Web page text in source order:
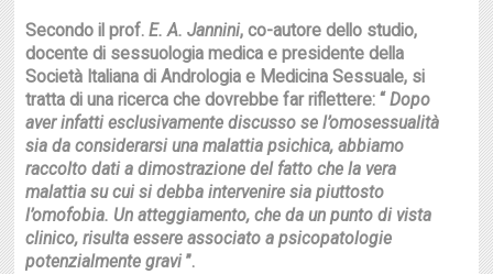
Secondo il prof.E. A. Jannini, co-autore dello studio,
docente di sessuologia medica e presidente della
Società Italiana di Andrologia e Medicina Sessuale, si
tratta di una ricerca che dovrebbe far riflettere: “Dopo
aver infatti esclusivamente discusso se l’omosessualità
sia da considerarsi una malattia psichica, abbiamo
raccolto dati a dimostrazione del fatto che la vera
malattia su cui si debba intervenire sia piuttosto
l’omofobia. Un atteggiamento, che da un punto di vista
clinico, risulta essere associato a psicopatologie
potenzialmente gravi”.